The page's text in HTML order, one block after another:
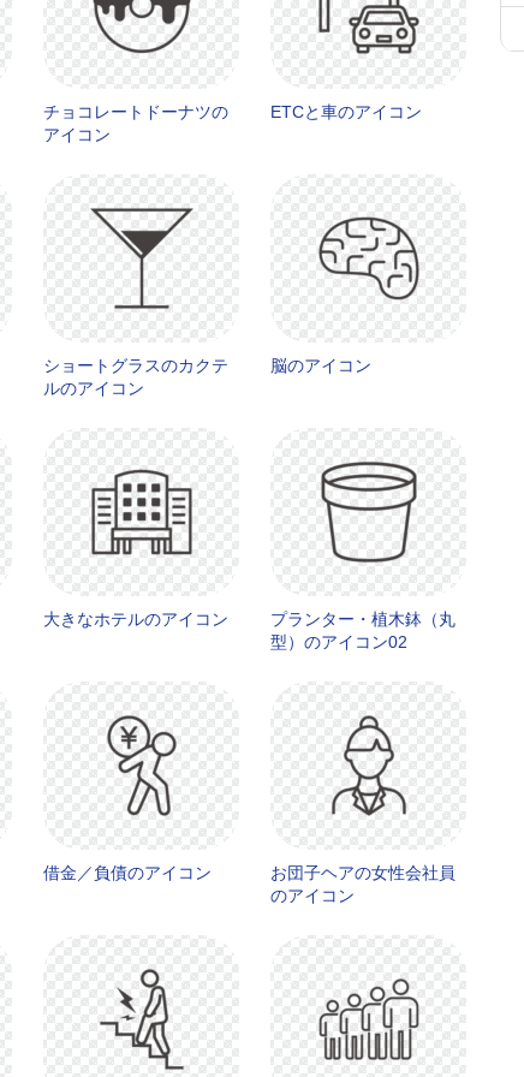
チョコレートドーナツの
アイコン
ETCと車のアイコン
ショートグラスのカクテ
ルのアイコン
脳のアイコン
大きなホテルのアイコン
プランター・植木鉢（丸
型）のアイコン02
借金／負債のアイコン
お団子ヘアの女性会社員
のアイコン